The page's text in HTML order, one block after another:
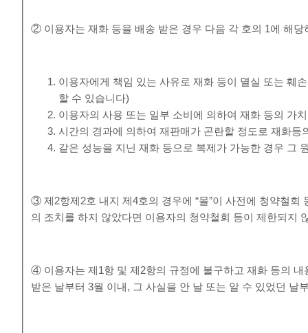
② 이용자는 재화 등을 배송 받은 경우 다음 각 호의 1에 해
이용자에게 책임 있는 사유로 재화 등이 멸실 또는 훼
할 수 있습니다)
이용자의 사용 또는 일부 소비에 의하여 재화 등의 가
시간의 경과에 의하여 재판매가 곤란할 정도로 재화등
같은 성능을 지닌 재화 등으로 복제가 가능한 경우 그
③ 제2항제2호 내지 제4호의 경우에 “몰”이 사전에 청약철
의 조치를 하지 않았다면 이용자의 청약철회 등이 제한되지
④ 이용자는 제1항 및 제2항의 규정에 불구하고 재화 등의
받은 날부터 3월 이내, 그 사실을 안 날 또는 알 수 있었던 날